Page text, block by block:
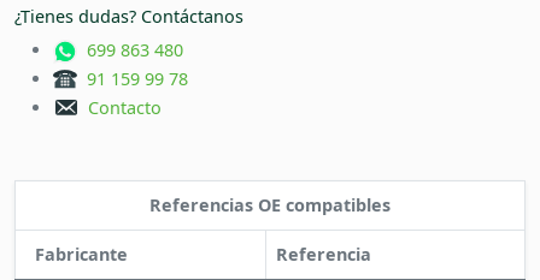
¿Tienes dudas? Contáctanos
699 863 480
91 159 99 78
Contacto
Referencias OE compatibles
Fabricante Referencia